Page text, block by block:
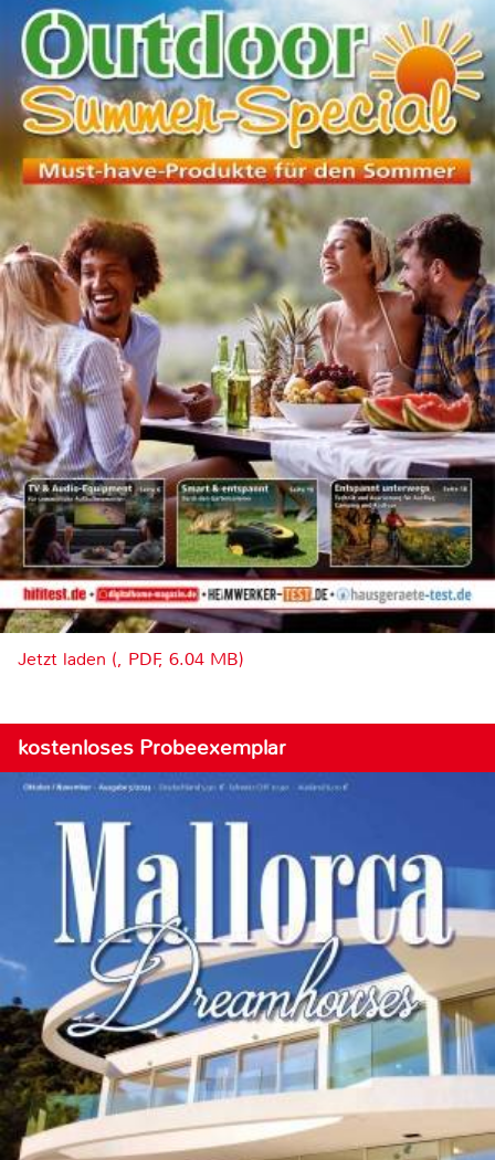
Jetzt laden (, PDF, 6.04 MB)
kostenloses Probeexemplar